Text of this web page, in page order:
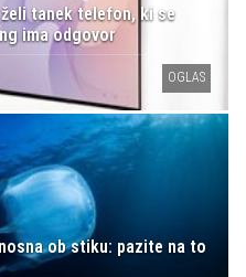
tanek telefon, ki se
ima odgovor
OGLAS
ob stiku: pazite na to